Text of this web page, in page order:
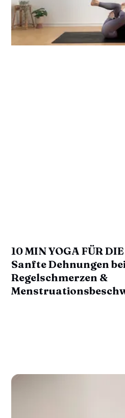
10 MIN YOGA FÜR
Sanfte Dehnungen
Regelschmerzen &